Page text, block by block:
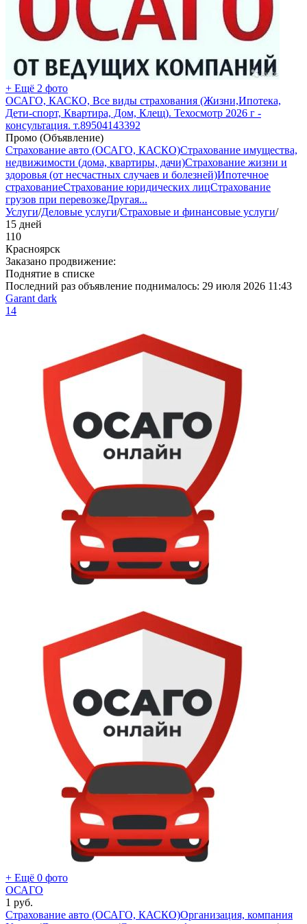
+ Ещё 2 фото
ОСАГО, КАСКО, Все виды страхования (Жизни,Ипотека,
Дети-спорт, Квартира, Дом, Клещ). Техосмотр 2026 г -
консультация. т.89504143392
Промо (Объявление)
Страхование авто (ОСАГО, КАСКО)Страхование имущества,
недвижимости (дома, квартиры, дачи)Страхование жизни и
здоровья (от несчастных случаев и болезней)Ипотечное
страхованиеСтрахование юридических лицСтрахование
грузов при перевозкеДругая...
Услуги/Деловые услуги/Страховые и финансовые услуги/
15 дней
110
Красноярск
Заказано продвижение:
Поднятие в списке
Последний раз объявление поднималось: 29 июля 2026 11:43
Garant dark
14
+ Ещё 0 фото
ОСАГО
1 руб.
Страхование авто (ОСАГО, КАСКО)Организация, компания